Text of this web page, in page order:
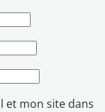
et mon site dans